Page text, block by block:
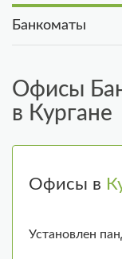
Банкоматы
Офисы
в Кургане
Офисы в
Установлен